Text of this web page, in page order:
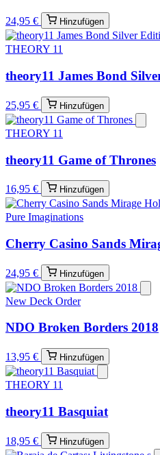
24,95 € Hinzufügen
THEORY 11
theory11 James Bond
25,95 € Hinzufügen
THEORY 11
theory11 Game of Thrones
16,95 € Hinzufügen
Pure Imaginations
Cherry Casino Sands
24,95 € Hinzufügen
New Deck Order
NDO Broken Borders 2018
13,95 € Hinzufügen
THEORY 11
theory11 Basquiat
18,95 € Hinzufügen